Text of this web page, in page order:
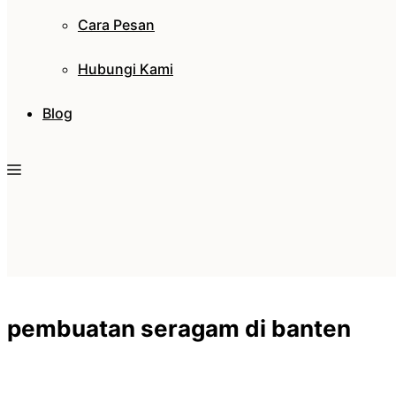
Cara Pesan
Hubungi Kami
Blog
pembuatan seragam di banten